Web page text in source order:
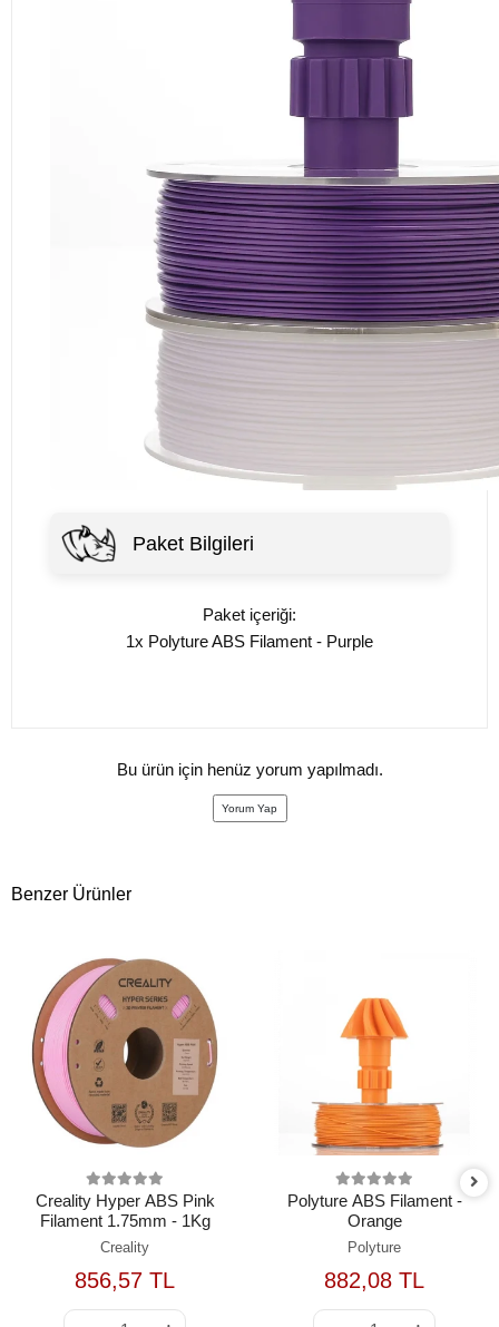
Paket Bilgileri
Paket içeriği:
1x Polyture ABS Filament - Purple
Bu ürün için henüz yorum yapılmadı.
Yorum Yap
Benzer Ürünler
Creality Hyper ABS Pink
Filament 1.75mm - 1Kg
Creality
856,57 TL
Polyture ABS Filament -
Orange
Polyture
882,08 TL